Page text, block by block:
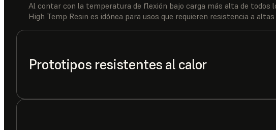
Al contar con la temperatura de flexión bajo carga más alta de todos
High Temp Resin es idónea para usos que requieren resistencia a
Prototipos resistentes al calor